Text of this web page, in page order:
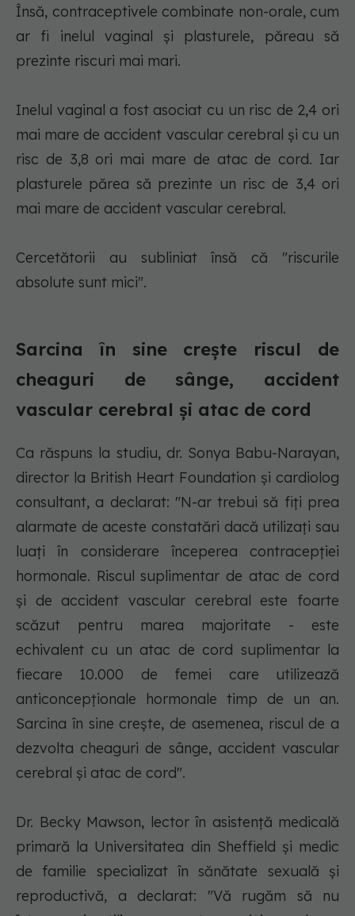
Însă, contraceptivele combinate non-orale, cum
ar fi inelul vaginal şi plasturele, păreau să
prezinte riscuri mai mari.
Inelul vaginal a fost asociat cu un risc de 2,4 ori
mai mare de accident vascular cerebral şi cu un
risc de 3,8 ori mai mare de atac de cord. Iar
plasturele părea să prezinte un risc de 3,4 ori
mai mare de accident vascular cerebral.
Cercetătorii au subliniat însă că "riscurile
absolute sunt mici".
Sarcina în sine creşte riscul de
cheaguri de sânge, accident
vascular cerebral şi atac de cord
Ca răspuns la studiu, dr. Sonya Babu-Narayan,
director la British Heart Foundation şi cardiolog
consultant, a declarat: "N-ar trebui să fiţi prea
alarmate de aceste constatări dacă utilizaţi sau
luaţi în considerare începerea contracepţiei
hormonale. Riscul suplimentar de atac de cord
şi de accident vascular cerebral este foarte
scăzut pentru marea majoritate - este
echivalent cu un atac de cord suplimentar la
fiecare 10.000 de femei care utilizează
anticoncepţionale hormonale timp de un an.
Sarcina în sine creşte, de asemenea, riscul de a
dezvolta cheaguri de sânge, accident vascular
cerebral şi atac de cord".
Dr. Becky Mawson, lector în asistenţă medicală
primară la Universitatea din Sheffield şi medic
de familie specializat în sănătate sexuală şi
reproductivă, a declarat: "Vă rugăm să nu